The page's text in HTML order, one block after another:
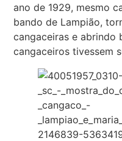
ano de 1929, mesmo
bando de Lampião,
cangaceiras e abrindo
cangaceiros tivessem